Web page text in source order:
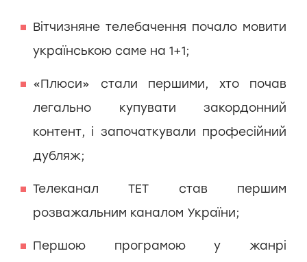
Вітчизняне телебачення почало мовити
українською саме на 1+1;
«Плюси» стали першими, хто почав
легально купувати закордонний
контент, і започаткували професійний
дубляж;
Телеканал ТЕТ став першим
розважальним каналом України;
Першою програмою у жанрі